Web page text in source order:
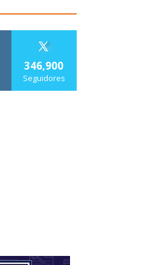
346,900
Seguidores